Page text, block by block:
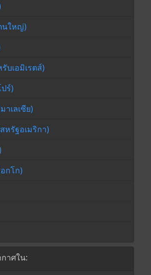
นใหญ่)
บเอมิเรตส์)
ร์)
าเลเซีย)
หรัฐอเมริกา)
กโก)
าศใน: